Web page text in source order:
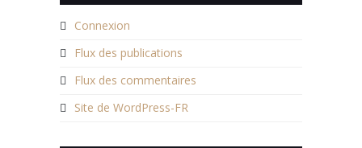
Connexion
Flux des publications
Flux des commentaires
Site de WordPress-FR